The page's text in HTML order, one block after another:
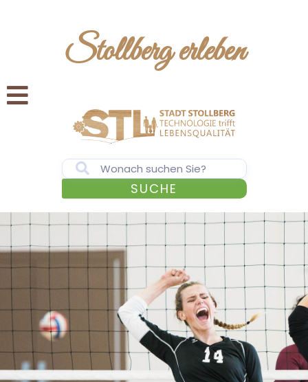
Stollberg erleben
SUCHE